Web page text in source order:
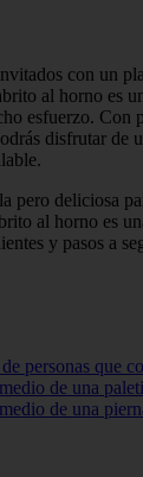
con un
al horno es
esfuerzo. Con
disfrutar de
pero deliciosa
al horno es
y pasos a
personas que
de una
de una